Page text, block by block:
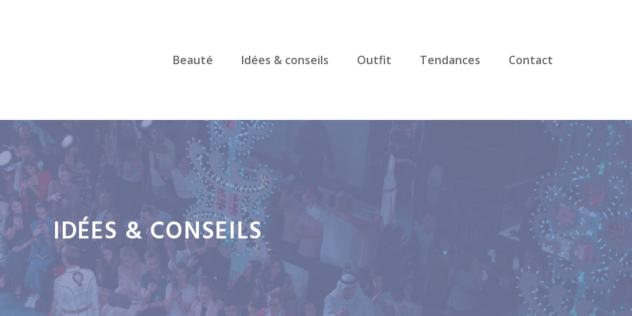
Beauté Idées & conseils Outfit Tendances Contact
IDÉES & CONSEILS